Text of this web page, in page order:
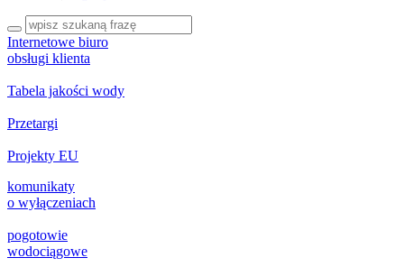
Internetowe biuro
obsługi klienta
Tabela jakości wody
Przetargi
Projekty EU
komunikaty
o wyłączeniach
pogotowie
wodociągowe